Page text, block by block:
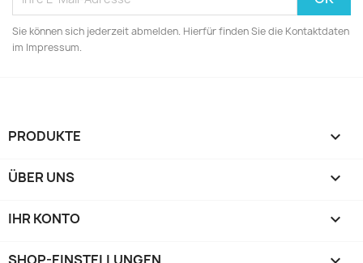
Sie können sich jederzeit abmelden. Hierfür finden Sie die Kontaktdaten
im Impressum.
PRODUKTE 
ÜBER UNS 
IHR KONTO 